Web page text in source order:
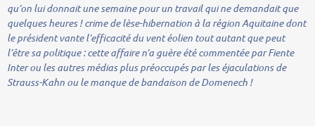
qu’on lui donnait une semaine pour un travail qui ne demandait que
quelques heures ! crime de lèse-hibernation à la région Aquitaine dont
le président vante l’efficacité du vent éolien tout autant que peut
l’être sa politique : cette affaire n’a guère été commentée par Fiente
Inter ou les autres médias plus préoccupés par les éjaculations de
Strauss-Kahn ou le manque de bandaison de Domenech !